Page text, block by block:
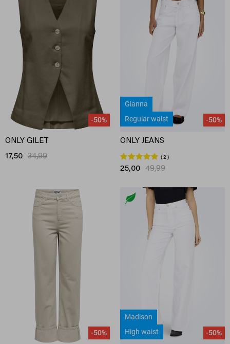
-50%
ONLY GILET
17,50 34,99
Gianna
Regular waist
-50%
ONLY JEANS
2
25,00 49,99
-50%
Madison
High waist
-50%